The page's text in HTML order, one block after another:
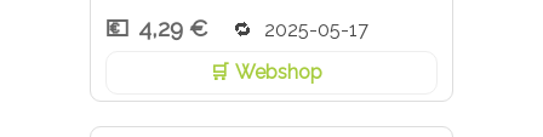
4,29 €
2025-05-17
Webshop